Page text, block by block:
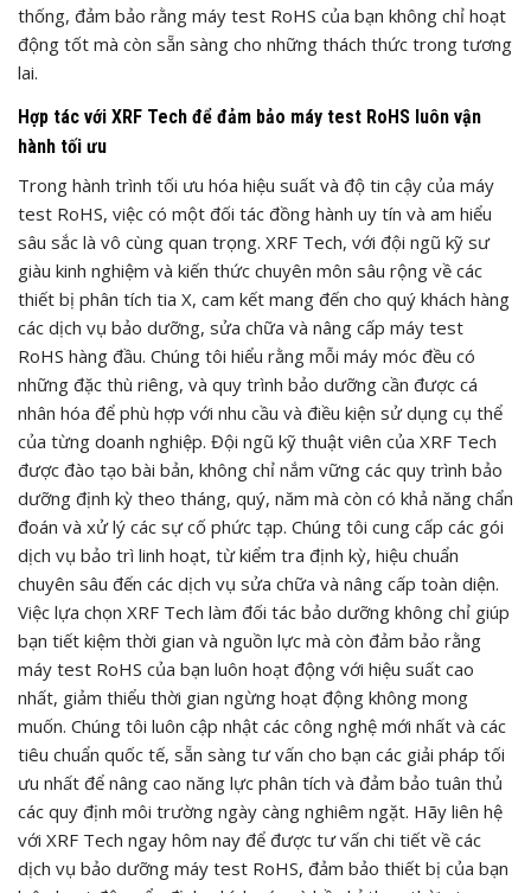
thống, đảm bảo rằng máy test RoHS của bạn không chỉ hoạt
động tốt mà còn sẵn sàng cho những thách thức trong tương
lai.
Hợp tác với XRF Tech để đảm bảo máy test RoHS luôn vận
hành tối ưu
Trong hành trình tối ưu hóa hiệu suất và độ tin cậy của máy
test RoHS, việc có một đối tác đồng hành uy tín và am hiểu
sâu sắc là vô cùng quan trọng. XRF Tech, với đội ngũ kỹ sư
giàu kinh nghiệm và kiến thức chuyên môn sâu rộng về các
thiết bị phân tích tia X, cam kết mang đến cho quý khách hàng
các dịch vụ bảo dưỡng, sửa chữa và nâng cấp máy test
RoHS hàng đầu. Chúng tôi hiểu rằng mỗi máy móc đều có
những đặc thù riêng, và quy trình bảo dưỡng cần được cá
nhân hóa để phù hợp với nhu cầu và điều kiện sử dụng cụ thể
của từng doanh nghiệp. Đội ngũ kỹ thuật viên của XRF Tech
được đào tạo bài bản, không chỉ nắm vững các quy trình bảo
dưỡng định kỳ theo tháng, quý, năm mà còn có khả năng chẩn
đoán và xử lý các sự cố phức tạp. Chúng tôi cung cấp các gói
dịch vụ bảo trì linh hoạt, từ kiểm tra định kỳ, hiệu chuẩn
chuyên sâu đến các dịch vụ sửa chữa và nâng cấp toàn diện.
Việc lựa chọn XRF Tech làm đối tác bảo dưỡng không chỉ giúp
bạn tiết kiệm thời gian và nguồn lực mà còn đảm bảo rằng
máy test RoHS của bạn luôn hoạt động với hiệu suất cao
nhất, giảm thiểu thời gian ngừng hoạt động không mong
muốn. Chúng tôi luôn cập nhật các công nghệ mới nhất và các
tiêu chuẩn quốc tế, sẵn sàng tư vấn cho bạn các giải pháp tối
ưu nhất để nâng cao năng lực phân tích và đảm bảo tuân thủ
các quy định môi trường ngày càng nghiêm ngặt. Hãy liên hệ
với XRF Tech ngay hôm nay để được tư vấn chi tiết về các
dịch vụ bảo dưỡng máy test RoHS, đảm bảo thiết bị của bạn